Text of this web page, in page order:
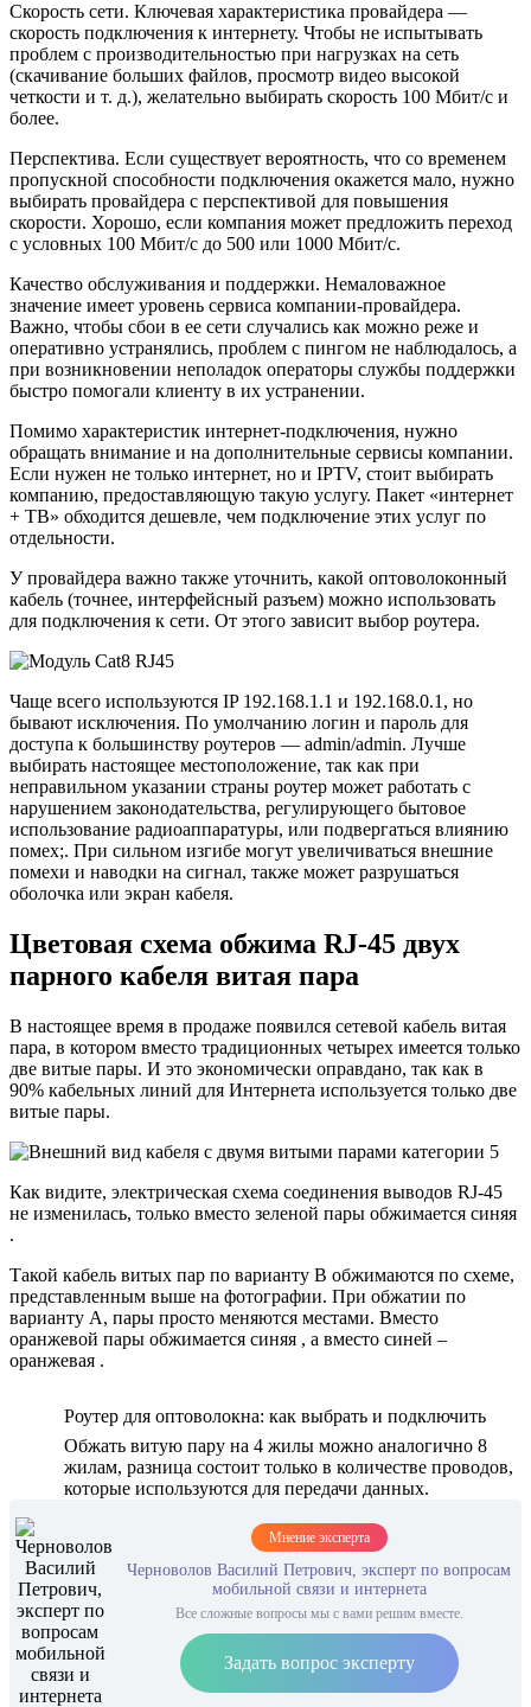
Скорость сети. Ключевая характеристика провайдера —
скорость подключения к интернету. Чтобы не испытывать
проблем с производительностью при нагрузках на сеть
(скачивание больших файлов, просмотр видео высокой
четкости и т. д.), желательно выбирать скорость 100 Мбит/с и
более.
Перспектива. Если существует вероятность, что со временем
пропускной способности подключения окажется мало, нужно
выбирать провайдера с перспективой для повышения
скорости. Хорошо, если компания может предложить переход
с условных 100 Мбит/с до 500 или 1000 Мбит/с.
Качество обслуживания и поддержки. Немаловажное
значение имеет уровень сервиса компании-провайдера.
Важно, чтобы сбои в ее сети случались как можно реже и
оперативно устранялись, проблем с пингом не наблюдалось, а
при возникновении неполадок операторы службы поддержки
быстро помогали клиенту в их устранении.
Помимо характеристик интернет-подключения, нужно
обращать внимание и на дополнительные сервисы компании.
Если нужен не только интернет, но и IPTV, стоит выбирать
компанию, предоставляющую такую услугу. Пакет «интернет
+ ТВ» обходится дешевле, чем подключение этих услуг по
отдельности.
У провайдера важно также уточнить, какой оптоволоконный
кабель (точнее, интерфейсный разъем) можно использовать
для подключения к сети. От этого зависит выбор роутера.
Чаще всего используются IP 192.168.1.1 и 192.168.0.1, но
бывают исключения. По умолчанию логин и пароль для
доступа к большинству роутеров — admin/admin. Лучше
выбирать настоящее местоположение, так как при
неправильном указании страны роутер может работать с
нарушением законодательства, регулирующего бытовое
использование радиоаппаратуры, или подвергаться влиянию
помех;. При сильном изгибе могут увеличиваться внешние
помехи и наводки на сигнал, также может разрушаться
оболочка или экран кабеля.
Цветовая схема обжима RJ-45 двух
парного кабеля витая пара
В настоящее время в продаже появился сетевой кабель витая
пара, в котором вместо традиционных четырех имеется только
две витые пары. И это экономически оправдано, так как в
90% кабельных линий для Интернета используется только две
витые пары.
Как видите, электрическая схема соединения выводов RJ-45
не изменилась, только вместо зеленой пары обжимается синяя
.
Такой кабель витых пар по варианту B обжимаются по схеме,
представленным выше на фотографии. При обжатии по
варианту A, пары просто меняются местами. Вместо
оранжевой пары обжимается синяя , а вместо синей –
оранжевая .
Роутер для оптоволокна: как выбрать и подключить
Обжать витую пару на 4 жилы можно аналогично 8
жилам, разница состоит только в количестве проводов,
которые используются для передачи данных.
Мнение эксперта
Черноволов Василий Петрович, эксперт по вопросам
мобильной связи и интернета
Все сложные вопросы мы с вами решим вместе.
Задать вопрос эксперту